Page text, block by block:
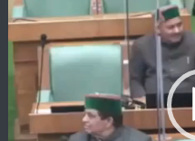
Video
Player